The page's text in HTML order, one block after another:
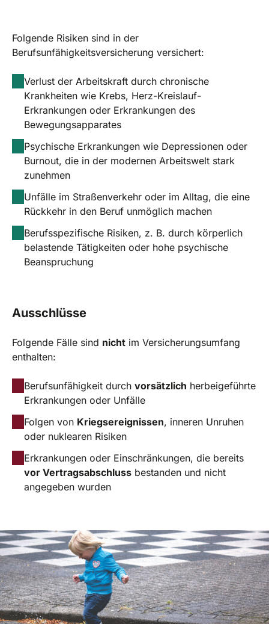
Folgende Risiken sind in der
Berufsunfähigkeitsversicherung versichert:
Verlust der Arbeitskraft durch chronische
Krankheiten wie Krebs, Herz-Kreislauf-
Erkrankungen oder Erkrankungen des
Bewegungsapparates
Psychische Erkrankungen wie Depressionen oder
Burnout, die in der modernen Arbeitswelt stark
zunehmen
Unfälle im Straßenverkehr oder im Alltag, die eine
Rückkehr in den Beruf unmöglich machen
Berufsspezifische Risiken, z. B. durch körperlich
belastende Tätigkeiten oder hohe psychische
Beanspruchung
Ausschlüsse
Folgende Fälle sind nicht im Versicherungsumfang
enthalten:
Berufsunfähigkeit durch vorsätzlich herbeigeführte
Erkrankungen oder Unfälle
Folgen von Kriegsereignissen, inneren Unruhen
oder nuklearen Risiken
Erkrankungen oder Einschränkungen, die bereits
vor Vertragsabschluss bestanden und nicht
angegeben wurden